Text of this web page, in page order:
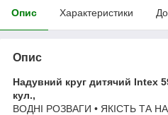
Опис Характеристики
Опис
Надувний круг дитячий Intex
кул.,
ВОДНІ РОЗВАГИ • ЯКІСТЬ ТА